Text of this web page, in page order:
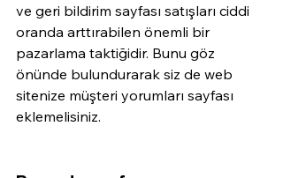
ve geri bildirim sayfası satışları ciddi
oranda arttırabilen önemli bir
pazarlama taktiğidir. Bunu göz
önünde bulundurarak siz de web
sitenize müşteri yorumları sayfası
eklemelisiniz.